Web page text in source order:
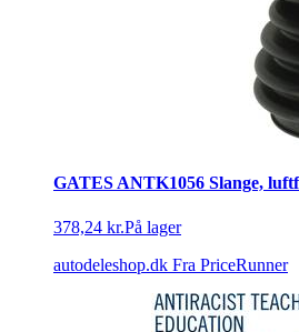
GATES ANTK1056 Slange,
378,24 kr.På lager
autodeleshop.dk Fra PriceRunner